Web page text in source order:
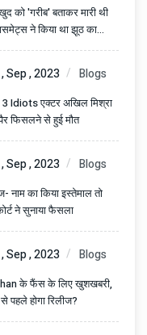
को 'गरीब' बताकर मारी थी
ने किया था झूठ का
Sep , 2023 Blogs
Idiots एक्टर अखिल मिश्रा
फिसलने से हुई मौत
Sep , 2023 Blogs
का किया इस्तेमाल तो
ने सुनाया फैसला
Sep , 2023 Blogs
के फैंस के लिए खुशखबरी,
पहले होगा रिलीज?